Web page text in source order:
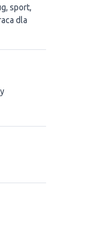
sport,
dla